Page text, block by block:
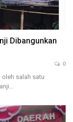
Dibangunkan
0
oleh salah satu